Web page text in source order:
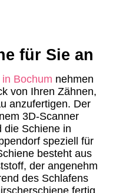
für Sie an
Bochum nehmen
von Ihren Zähnen,
anzufertigen. Der
3D-Scanner
die Schiene in
speziell für
besteht aus
der angenehm
des Schlafens